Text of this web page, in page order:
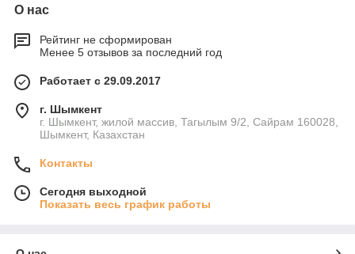
О нас
Рейтинг не сформирован
Менее 5 отзывов за последний год
Работает с 29.09.2017
г. Шымкент
г. Шымкент, жилой массив, Тагылым 9/2, Сайрам 160028,
Шымкент, Казахстан
Контакты
Сегодня выходной
Показать весь график работы